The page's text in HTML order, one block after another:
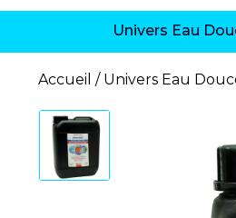
Univers Eau
Accueil Univers Eau